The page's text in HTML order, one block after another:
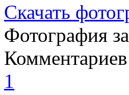
Скачать
Фотография
1